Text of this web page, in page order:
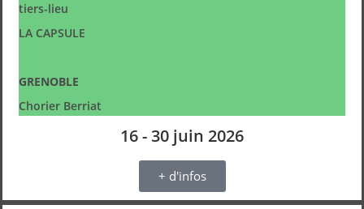
tiers-lieu
LA CAPSULE
GRENOBLE
Chorier Berriat
16 - 30 juin 2026
+ d'infos